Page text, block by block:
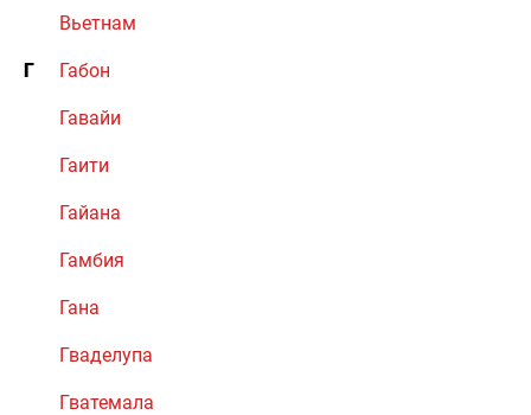
Вьетнам
Г Габон
Гавайи
Гаити
Гайана
Гамбия
Гана
Гваделупа
Гватемала